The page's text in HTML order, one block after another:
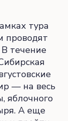
тура
проводят
течение
— на весь
яблочного
А еще